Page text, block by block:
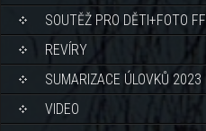
SOUTĚŽ PRO DĚTI+FOTO FF
REVÍRY
SUMARIZACE ÚLOVKŮ 2023
VIDEO